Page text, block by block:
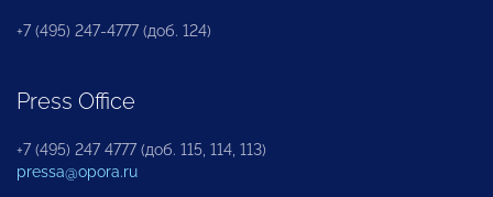
+7 (495) 247-4777 (доб. 124)
Press Office
+7 (495) 247 4777 (доб. 115, 114, 113)
pressa@opora.ru